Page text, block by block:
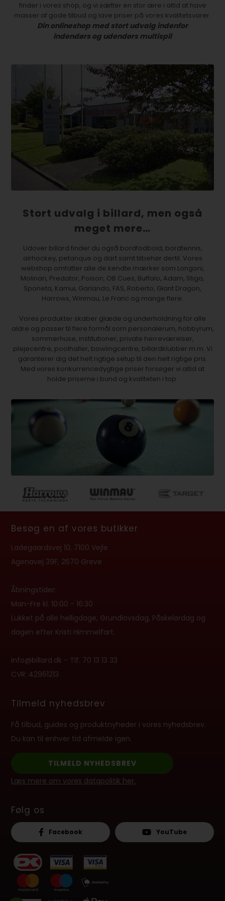
finder i vores shop, og vi sætter en stor ære i altid at have
masser af gode tilbud og lave priser på vores kvalitetsvarer.
Din onlineshop med stort udvalg indenfor
indendørs og udendørs multispil
Stort udvalg i billard, men også
meget mere…
Udover billard finder du også bordfodbold, bordtennis,
airhockey, petanque og dart samt tilbehør dertil. Vores
webshop omfatter alle de kendte mærker som Longoni,
Molinari, Predator, Poison, OB Cues, Buffalo, Adam, Stiga,
Sponeta, Kamui, Garlando, FAS, Roberto, Giant Dragon,
Harrows, Winmau, Le Franc og mange flere.
Vores produkter skaber glæde og underholdning for alle
aldre og passer til flere formål som personalerum, hobbyrum,
sommerhuse, institutioner, private herreværelser,
plejecentre, poolhaller, bowlingcentre, billardklubber m.m. Vi
garanterer dig det helt rigtige setup til den helt rigtige pris.
Med vores konkurrencedygtige priser forsøger vi altid at
holde priserne i bund og kvaliteten i top.
Besøg en af vores butikker
Ladegaardsvej 10, 7100 Vejle
Agenavej 39F, 2670 Greve
Åbningstider:
Man-Fre kl. 10:00 - 16:30
Lukket på alle helligdage, Grundlovsdag, Påskelørdag og
dagen efter Kristi Himmelfart.
info@billard.dk - Tlf. 70 13 13 33
CVR: 42961213
Tilmeld nyhedsbrev
Få tilbud, guides og produktnyheder i vores nyhedsbrev.
Du kan til enhver tid afmelde igen.
TILMELD NYHEDSBREV
Læs mere om vores datapolitik her.
Følg os
Facebook YouTube